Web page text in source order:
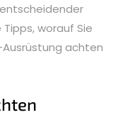
worauf Sie
achten